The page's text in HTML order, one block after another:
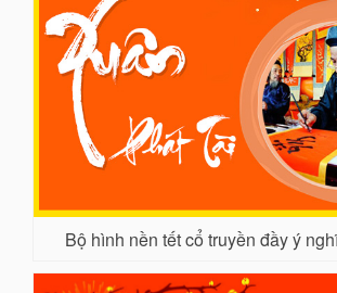
Bộ hình nền tết cổ truyền đầy ý